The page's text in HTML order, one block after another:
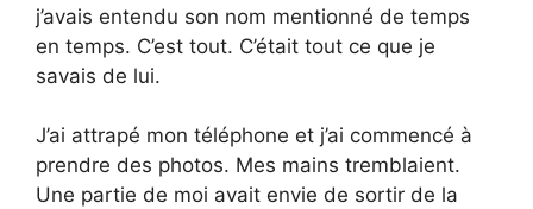
j’avais entendu son nom mentionné de temps
en temps. C’est tout. C’était tout ce que je
savais de lui.
J’ai attrapé mon téléphone et j’ai commencé à
prendre des photos. Mes mains tremblaient.
Une partie de moi avait envie de sortir de la